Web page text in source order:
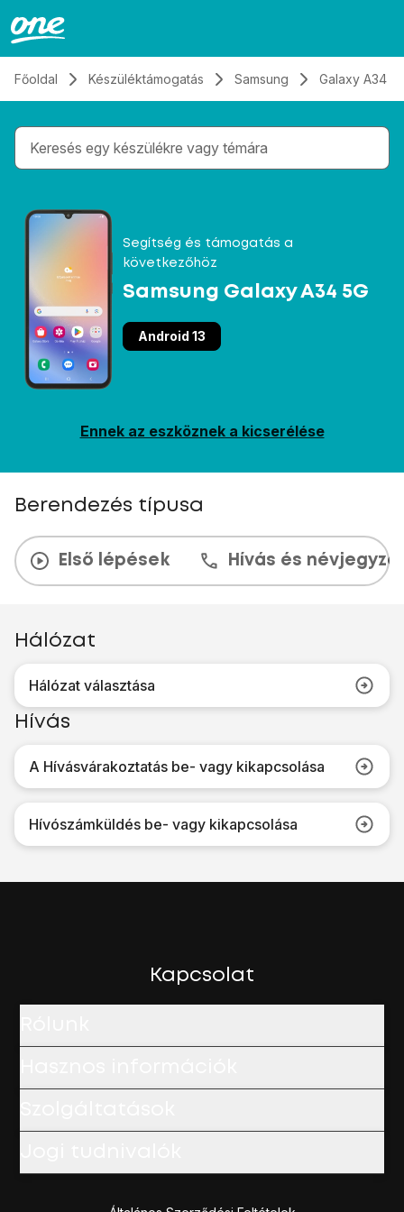
Főoldal Készüléktámogatás Samsung Galaxy A34
Gépelés közben megjelennek a keresési
Segítség és támogatás a
következőhöz
Samsung Galaxy A34 5G
Android 13
Ennek az eszköznek a kicserélése
Berendezés típusa
Első lépések Hívás és
Hálózat
Hálózat választása
Hívás
A Hívásvárakoztatás be- vagy kikapcsolása
Hívószámküldés be- vagy kikapcsolása
Kapcsolat